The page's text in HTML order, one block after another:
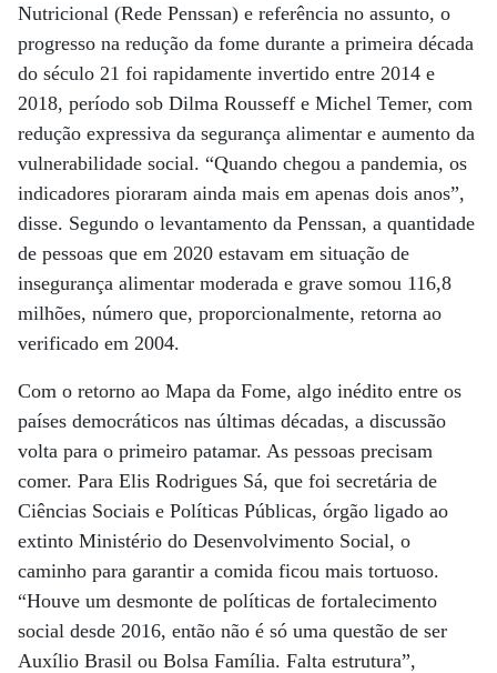
Nutricional (Rede Penssan) e referência no assunto, o
progresso na redução da fome durante a primeira década
do século 21 foi rapidamente invertido entre 2014 e
2018, período sob Dilma Rousseff e Michel Temer, com
redução expressiva da segurança alimentar e aumento da
vulnerabilidade social. “Quando chegou a pandemia, os
indicadores pioraram ainda mais em apenas dois anos”,
disse. Segundo o levantamento da Penssan, a quantidade
de pessoas que em 2020 estavam em situação de
insegurança alimentar moderada e grave somou 116,8
milhões, número que, proporcionalmente, retorna ao
verificado em 2004.
Com o retorno ao Mapa da Fome, algo inédito entre os
países democráticos nas últimas décadas, a discussão
volta para o primeiro patamar. As pessoas precisam
comer. Para Elis Rodrigues Sá, que foi secretária de
Ciências Sociais e Políticas Públicas, órgão ligado ao
extinto Ministério do Desenvolvimento Social, o
caminho para garantir a comida ficou mais tortuoso.
“Houve um desmonte de políticas de fortalecimento
social desde 2016, então não é só uma questão de ser
Auxílio Brasil ou Bolsa Família. Falta estrutura”,